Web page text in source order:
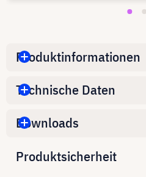
Produktinformationen
Technische Daten
Downloads
Produktsicherheit